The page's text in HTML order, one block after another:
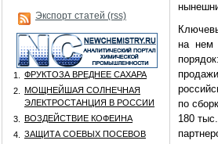
Экспорт статей (rss)
1.
ФРУКТОЗА ВРЕДНЕЕ САХАРА
2.
МОЩНЕЙШАЯ СОЛНЕЧНАЯ
ЭЛЕКТРОСТАНЦИЯ В РОССИИ
3.
ВОЗДЕЙСТВИЕ КОФЕИНА
4.
ЗАЩИТА СОЕВЫХ ПОСЕВОВ
на нем
по
180